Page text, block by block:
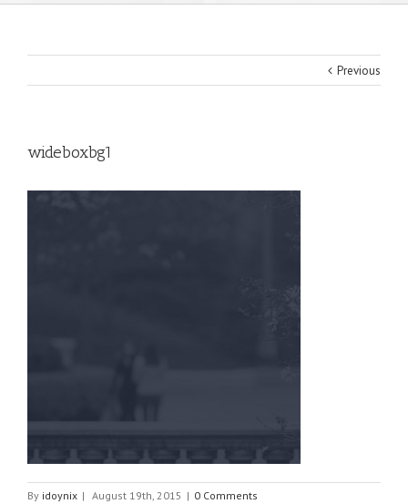
Previous
wideboxbg1
By idoynix | August 19th, 2015 | 0 Comments